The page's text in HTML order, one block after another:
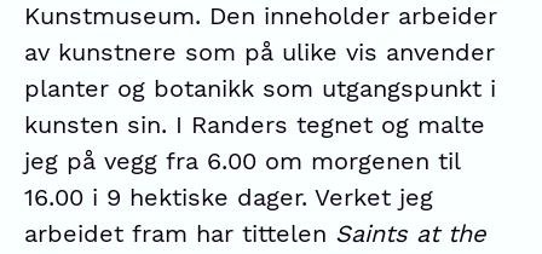
Kunstmuseum. Den inneholder arbeider
av kunstnere som på ulike vis anvender
planter og botanikk som utgangspunkt i
kunsten sin. I Randers tegnet og malte
jeg på vegg fra 6.00 om morgenen til
16.00 i 9 hektiske dager. Verket jeg
arbeidet fram har tittelen Saints at the